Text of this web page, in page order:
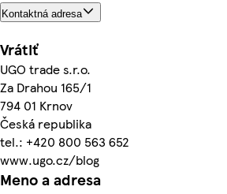
Kontaktná adresa
Vrátiť
UGO trade s.r.o.
Za Drahou 165/1
794 01 Krnov
Česká republika
tel.: +420 800 563 652
www.ugo.cz/blog
Meno a adresa